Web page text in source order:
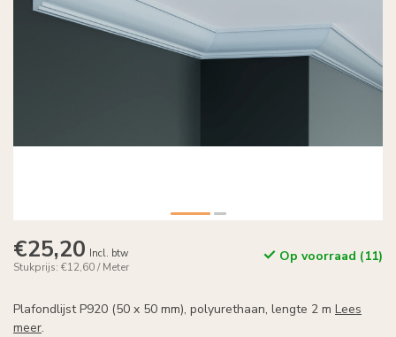
€25,20 Incl. btw
Stukprijs: €12,60 / Meter
Op voorraad (11)
Plafondlijst P920 (50 x 50 mm), polyurethaan, lengte 2 m Lees
meer.